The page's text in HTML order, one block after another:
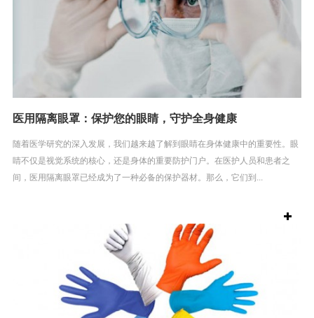
医用隔离眼罩：保护您的眼睛，守护全身健康
随着医学研究的深入发展，我们越来越了解到眼睛在身体健康中的重要性。眼
睛不仅是视觉系统的核心，还是身体的重要防护门户。在医护人员和患者之
间，医用隔离眼罩已经成为了一种必备的保护器材。那么，它们到...